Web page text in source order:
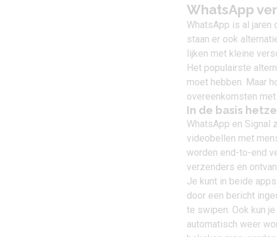
WhatsApp
WhatsApp is al jaren
staan er ook
lijken met kleine
Het populairste
moet hebben. Maar
overeenkomsten met
In de basis
WhatsApp en Signal
videobellen met
worden end-to-end
verzenders en
Je kunt in beide
door een bericht
te swipen. Ook kun
automatisch weer